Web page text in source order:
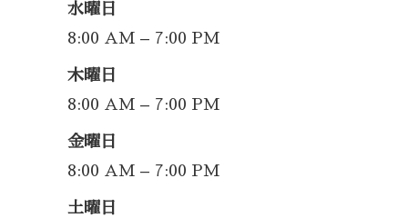
水曜日
8:00 AM – 7:00 PM
木曜日
8:00 AM – 7:00 PM
金曜日
8:00 AM – 7:00 PM
土曜日